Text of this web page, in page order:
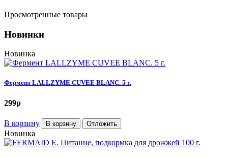
Просмотренные товары
Новинки
Новинка
Фермент LALLZYME CUVEE BLANC. 5 г.
299p
В корзину В корзину Отложить
Новинка